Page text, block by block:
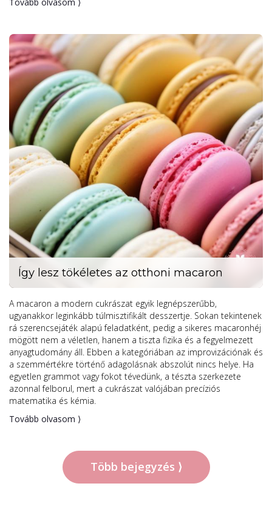
Így lesz tökéletes az otthoni macaron
A macaron a modern cukrászat egyik legnépszerűbb,
ugyanakkor leginkább túlmisztifikált desszertje. Sokan tekintenek
rá szerencsejáték alapú feladatként, pedig a sikeres macaronhéj
mögött nem a véletlen, hanem a tiszta fizika és a fegyelmezett
anyagtudomány áll. Ebben a kategóriában az improvizációnak és
a szemmértékre történő adagolásnak abszolút nincs helye. Ha
egyetlen grammot vagy fokot tévedünk, a tészta szerkezete
azonnal felborul, mert a cukrászat valójában precíziós
matematika és kémia.
Tovább olvasom ⟩
Több bejegyzés ⟩